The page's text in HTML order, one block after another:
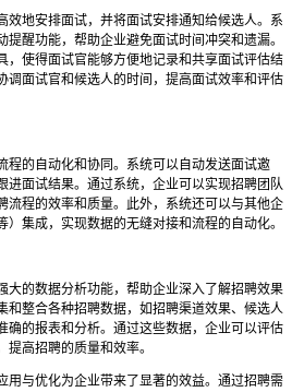
效地安排面试，并将面试安排通知给候选人。系
醒功能，帮助企业避免面试时间冲突和遗漏。
，使得面试官能够方便地记录和共享面试评估结
调面试官和候选人的时间，提高面试效率和评估
程的自动化和协同。系统可以自动发送面试邀
进面试结果。通过系统，企业可以实现招聘团队
流程的效率和质量。此外，系统还可以与其他企
集成，实现数据的无缝对接和流程的自动化。
大的数据分析功能，帮助企业深入了解招聘效果
和整合各种招聘数据，如招聘渠道效果、候选人
确的报表和分析。通过这些数据，企业可以评估
高招聘的质量和效率。
用与优化为企业带来了显著的效益。通过招聘需